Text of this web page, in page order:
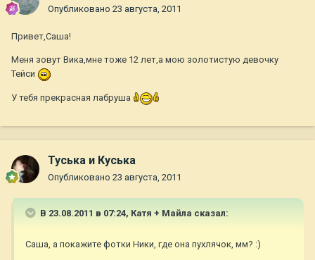
Опубликовано 23 августа, 2011
Привет,Саша!
Меня зовут Вика,мне тоже 12 лет,а мою золотистую девочку
Тейси
У тебя прекрасная лабруша
Туська и Куська
Опубликовано 23 августа, 2011
В 23.08.2011 в 07:24, Катя + Майла сказал:
Саша, а покажите фотки Ники, где она пухлячок, мм? :)